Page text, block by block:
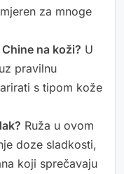
za mnoge
na koži? U
pravilnu
s tipom kože
Ruža u ovom
doze sladkosti,
koji sprečavaju